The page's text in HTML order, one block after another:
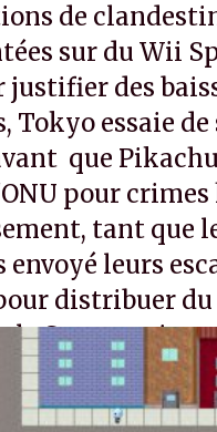
de
sur du Wii
des
Tokyo essaie de
que
pour crimes
tant que
envoyé leurs
distribuer
Sam
sur vos